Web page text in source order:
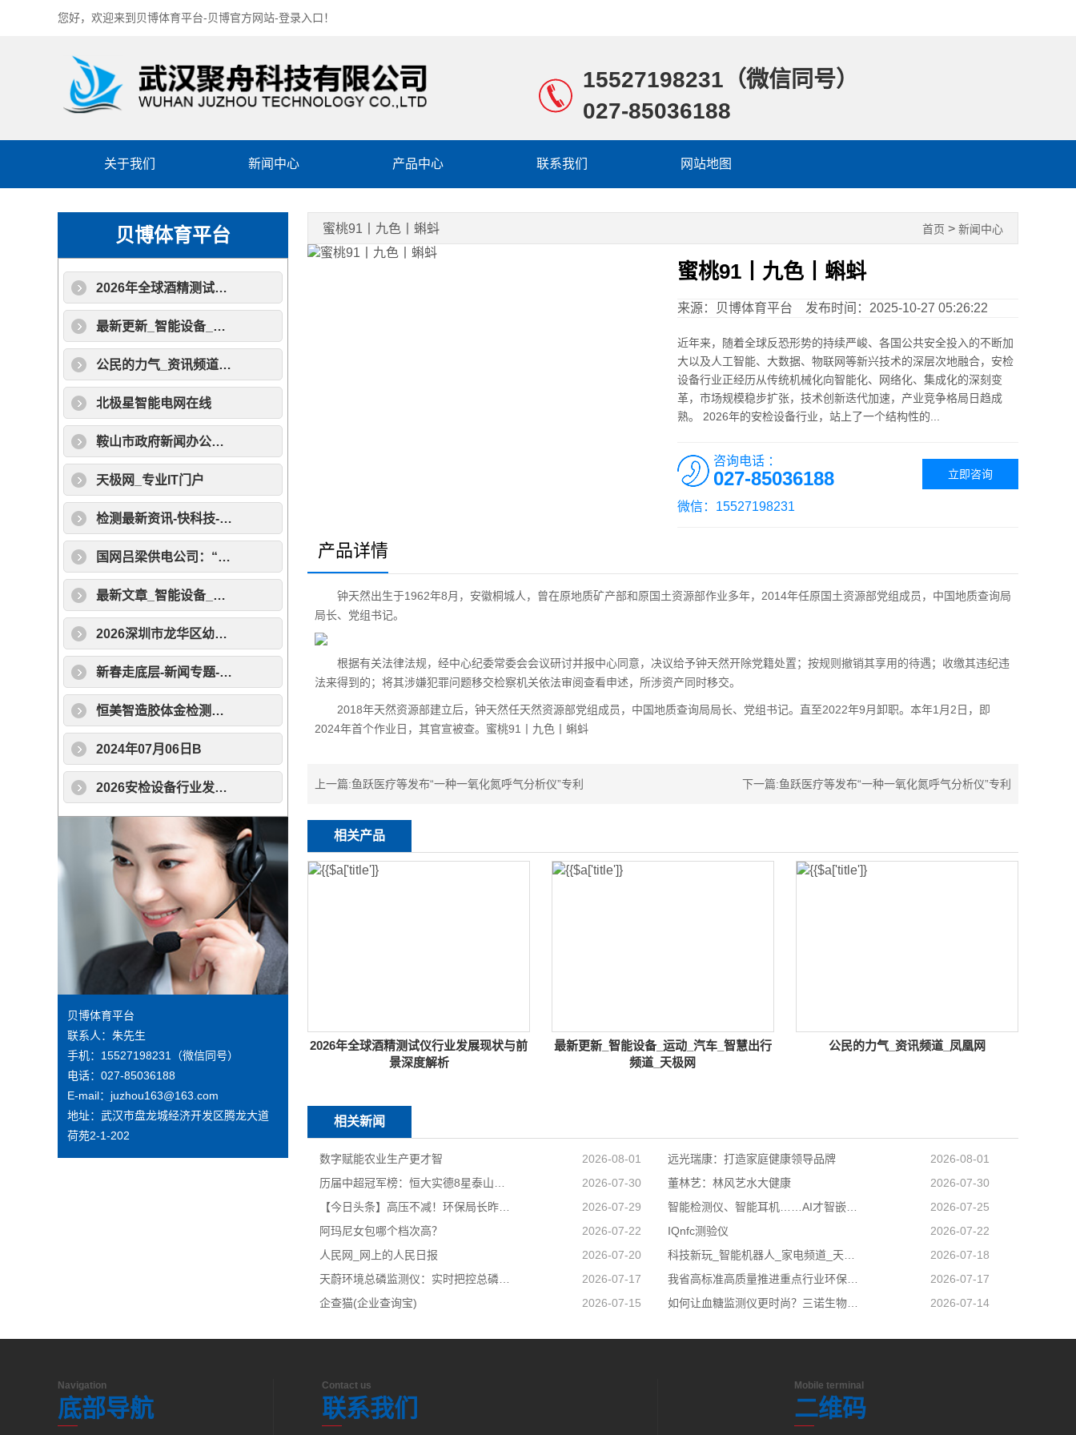
您好，欢迎来到 贝博体育平台-贝博官方网站-登录入口！
15527198231 （微信同号）
027-85036188
关于我们 新闻中心 产品中心 联系我们 网站地图
贝博体育平台
2026年全球酒精测试仪行业发展现状与前景深度解析
最新更新_智能设备_运动_汽车_智慧出行频道_天极网
公民的力气_资讯频道_凤凰网
北极星智能电网在线
鞍山市政府新闻办公室召开“2026年高考工作”新闻发布会
天极网_专业IT门户
检测最新资讯-快科技--科技改变未来
国网吕梁供电公司：“一校一案”答好“高考保电卷”
最新文章_智能设备_运动_汽车_智慧出行频道_天极网
2026深圳市龙华区幼儿园学位类型和积分办法
新春走底层-新闻专题-科学网
恒美智造胶体金检测仪国内品牌排名：国内主流一线厂家权威梳理
2024年07月06日B
2026安检设备行业发展现状分析与为未来展望
贝博体育平台
联系人：朱先生
手机： 15527198231（微信同号）
电话： 027-85036188
E-mail： juzhou163@163.com
地址： 武汉市盘龙城经济开发区腾龙大道
荷苑2-1-202
蜜桃91丨九色丨蝌蚪 首页 >新闻中心
蜜桃91丨九色丨蝌蚪
来源： 贝博体育平台 发布时间：2025-10-27 05:26:22
近年来，随着全球反恐形势的持续严峻、各国公共安全投入的不断加
大以及人工智能、大数据、物联网等新兴技术的深层次地融合，安检
设备行业正经历从传统机械化向智能化、网络化、集成化的深刻变
革，市场规模稳步扩张，技术创新迭代加速，产业竞争格局日趋成
熟。 2026年的安检设备行业，站上了一个结构性的...
立即咨询
咨询电话 ：
027-85036188
微信：15527198231
产品详情
钟天然出生于1962年8月，安徽桐城人，曾在原地质矿产部和原国土资源部作业多年，2014年任原国土资源部党组成员，中国地质查询局
局长、党组书记。
根据有关法律法规，经中心纪委常委会会议研讨并报中心同意，决议给予钟天然开除党籍处置；按规则撤销其享用的待遇；收缴其违纪违
法来得到的；将其涉嫌犯罪问题移交检察机关依法审阅查看申述，所涉资产同时移交。
2018年天然资源部建立后，钟天然任天然资源部党组成员，中国地质查询局局长、党组书记。直至2022年9月卸职。本年1月2日，即
2024年首个作业日，其官宣被查。蜜桃91丨九色丨蝌蚪
上一篇:鱼跃医疗等发布“一种一氧化氮呼气分析仪”专利 下一篇:鱼跃医疗等发布“一种一氧化氮呼气分析仪”专利
相关产品
2026年全球酒精测试仪行业发展现状与前
景深度解析
最新更新_智能设备_运动_汽车_智慧出行
频道_天极网
公民的力气_资讯频道_凤凰网
相关新闻
数字赋能农业生产更才智 2026-08-01 远光瑞康：打造家庭健康领导品牌
2026-08-01
2026-07-30 董林艺：林风艺水大健康
2026-07-30
2026-07-29
2026-07-25
阿玛尼女包哪个档次高？
2026-07-22 IQnfc测验仪
2026-07-22
人民网_网上的人民日报
2026-07-20
2026-07-18
2026-07-17
2026-07-17
企查猫(企业查询宝)
2026-07-15 2026-07-14
Navigation
底部导航
Contact us
联系我们
Mobile terminal
二维码